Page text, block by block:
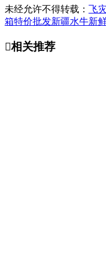
未经允许不得转载： 飞
箱特价批发新疆水牛新
相关推荐